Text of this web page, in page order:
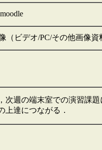
（ビデオ/PC/その他画像資
次週の端末室での演習課
上達につながる．